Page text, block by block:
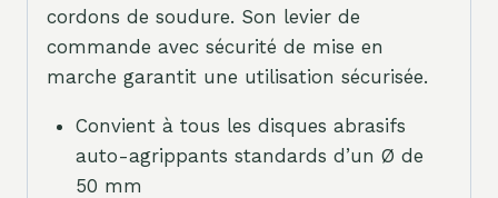
cordons de soudure. Son levier de
commande avec sécurité de mise en
marche garantit une utilisation sécurisée.
Convient à tous les disques abrasifs
auto-agrippants standards d’un Ø de
50 mm